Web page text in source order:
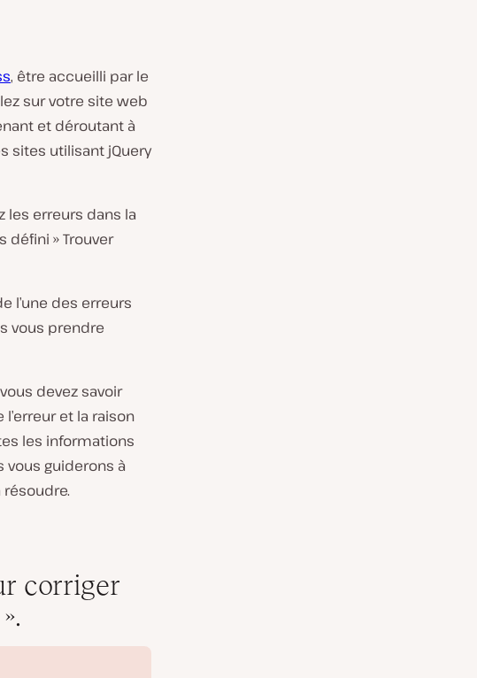
, être accueilli par le
sur votre site web
et déroutant à
sites utilisant jQuery
les erreurs dans la
défini » Trouver
l’une des erreurs
vous prendre
devez savoir
et la raison
les informations
vous guiderons à
corriger